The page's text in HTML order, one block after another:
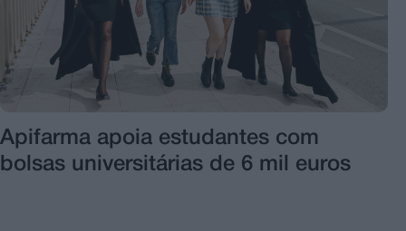
Apifarma apoia estudantes com
bolsas universitárias de 6 mil euros